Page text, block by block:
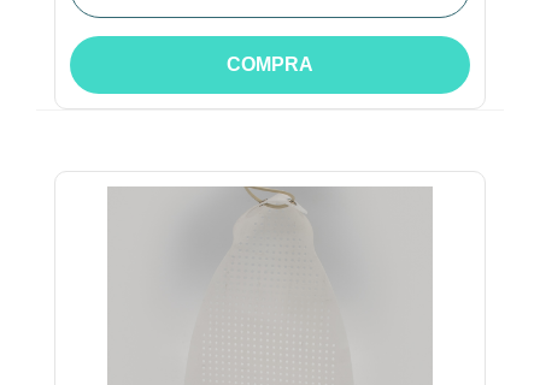
COMPRA